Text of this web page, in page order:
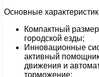
Основные
Компактный
городской езды;
Инновационные
активный
движения и
торможение;